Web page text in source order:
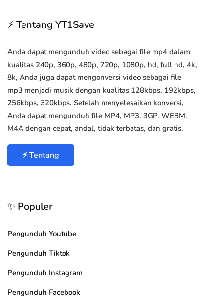
⚡ Tentang YT1Save
Anda dapat mengunduh video sebagai file mp4 dalam
kualitas 240p, 360p, 480p, 720p, 1080p, hd, full hd, 4k,
8k, Anda juga dapat mengonversi video sebagai file
mp3 menjadi musik dengan kualitas 128kbps, 192kbps,
256kbps, 320kbps. Setelah menyelesaikan konversi,
Anda dapat mengunduh file MP4, MP3, 3GP, WEBM,
M4A dengan cepat, andal, tidak terbatas, dan gratis.
⚡ Tentang
✨ Populer
Pengunduh Youtube
Pengunduh Tiktok
Pengunduh Instagram
Pengunduh Facebook